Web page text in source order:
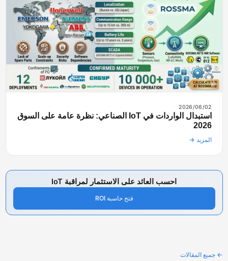
2026/06/02
استبدال الواردات في IoT الصناعي: نظرة عامة على السوق
2026
المزيد →
احسب العائد على الاستثمار لمراقبة IoT
فتح حاسبة ROI
المقالات